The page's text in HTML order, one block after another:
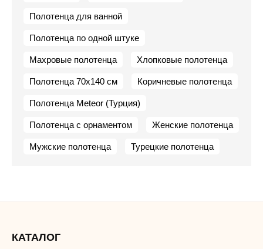
Полотенца для ванной
Полотенца по одной штуке
Махровые полотенца Хлопковые полотенца
Полотенца 70х140 см Коричневые полотенца
Полотенца Meteor (Турция)
Полотенца с орнаментом Женские полотенца
Мужские полотенца Турецкие полотенца
КАТАЛОГ